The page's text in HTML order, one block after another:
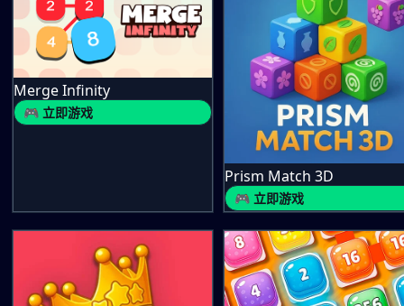
Merge Infinity
🎮 立即游戏
Prism Match 3D
🎮 立即游戏